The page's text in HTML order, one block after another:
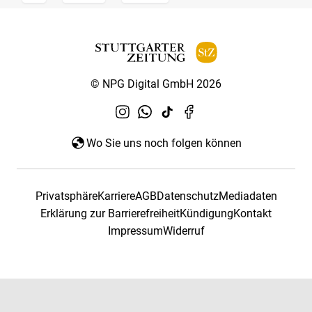
© NPG Digital GmbH 2026
Wo Sie uns noch folgen können
PrivatsphäreKarriereAGBDatenschutzMediadaten
Erklärung zur BarrierefreiheitKündigungKontakt
ImpressumWiderruf